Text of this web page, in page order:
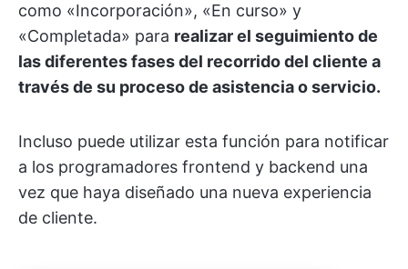
como «Incorporación», «En curso» y
«Completada» para realizar el seguimiento de
las diferentes fases del recorrido del cliente a
través de su proceso de asistencia o servicio.
Incluso puede utilizar esta función para notificar
a los programadores frontend y backend una
vez que haya diseñado una nueva experiencia
de cliente.